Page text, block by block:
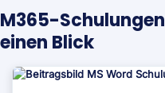
M365-Schulungen
einen Blick